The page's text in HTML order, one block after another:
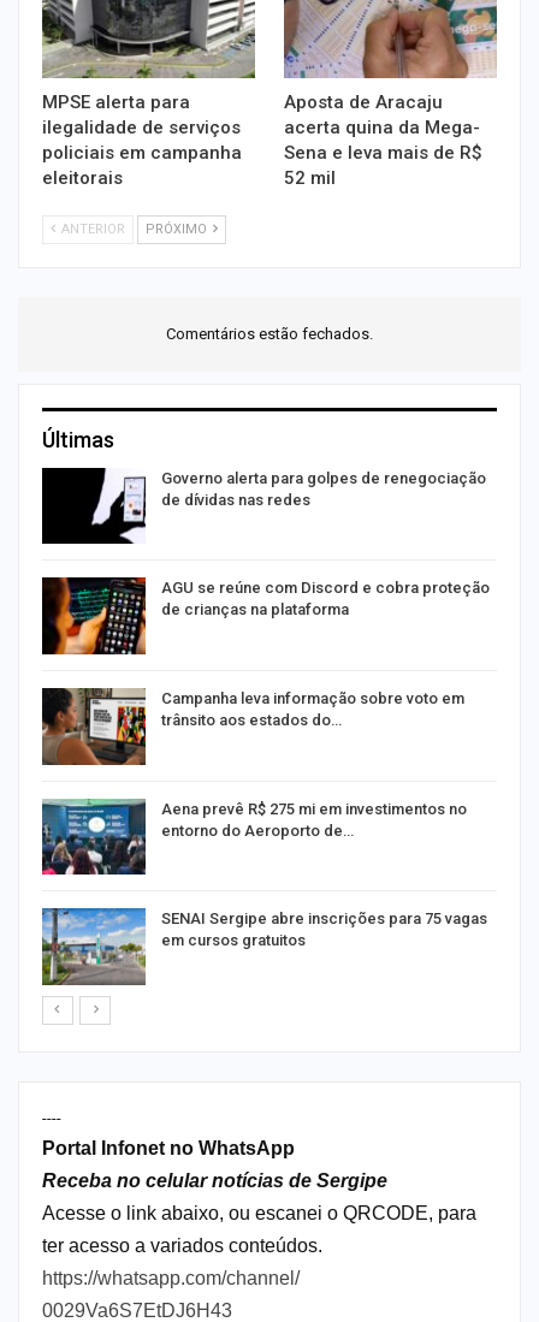
MPSE alerta para
ilegalidade de serviços
policiais em campanha
eleitorais
Aposta de Aracaju
acerta quina da Mega-
Sena e leva mais de R$
52 mil
ANTERIOR PRÓXIMO
Comentários estão fechados.
Últimas
Governo alerta para golpes de renegociação
de dívidas nas redes
AGU se reúne com Discord e cobra proteção
de crianças na plataforma
Campanha leva informação sobre voto em
trânsito aos estados do…
Aena prevê R$ 275 mi em investimentos no
entorno do Aeroporto de…
SENAI Sergipe abre inscrições para 75 vagas
em cursos gratuitos
----
Portal Infonet no WhatsApp
Receba no celular notícias de Sergipe
Acesse o link abaixo, ou escanei o QRCODE, para
ter acesso a variados conteúdos.
https://whatsapp.com/channel/
0029Va6S7EtDJ6H43